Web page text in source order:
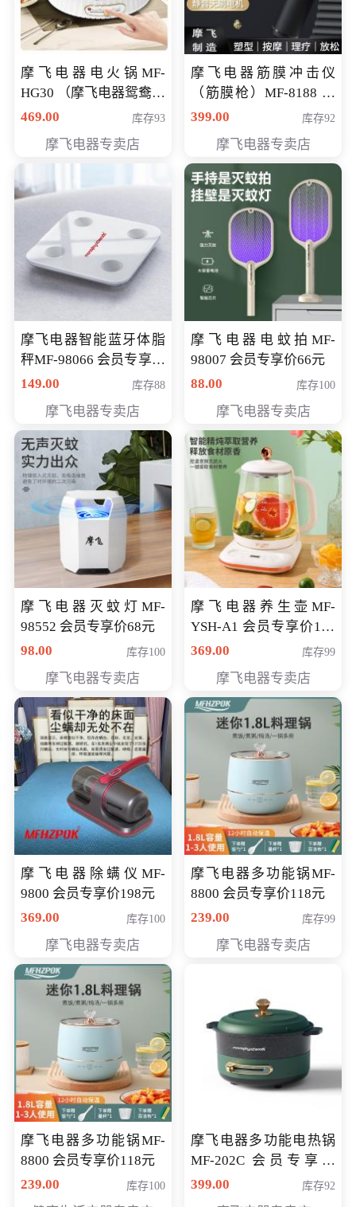
摩飞电器电火锅MF-
HG30 （摩飞电器鸳鸯锅
MF-HG30 ） 会员专享价
469.00 库存93
摩飞电器专卖店
摩飞电器筋膜冲击仪
（筋膜枪）MF-8188 会
员专享价268元
399.00 库存92
摩飞电器专卖店
摩飞电器智能蓝牙体脂
秤MF-98066 会员专享价
98元
149.00 库存88
摩飞电器专卖店
摩飞电器电蚊拍MF-
98007 会员专享价66元
88.00
库存100
摩飞电器专卖店
摩飞电器灭蚊灯MF-
98552 会员专享价68元
98.00
库存100
摩飞电器专卖店
摩飞电器养生壶MF-
YSH-A1 会员专享价198
元
369.00 库存99
摩飞电器专卖店
摩飞电器除螨仪MF-
9800 会员专享价198元
369.00
库存100
摩飞电器专卖店
摩飞电器多功能锅MF-
8800 会员专享价118元
239.00
库存99
摩飞电器专卖店
摩飞电器多功能锅MF-
8800 会员专享价118元
239.00
库存100
摩飞电器多功能电热锅
MF-202C 会员专享价
269元
399.00 库存92